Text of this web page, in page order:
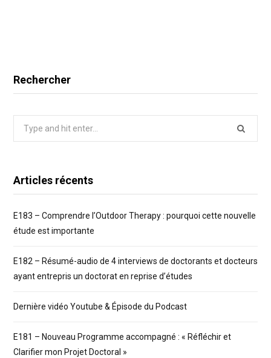
Rechercher
Articles récents
E183 – Comprendre l’Outdoor Therapy : pourquoi cette nouvelle
étude est importante
E182 – Résumé-audio de 4 interviews de doctorants et docteurs
ayant entrepris un doctorat en reprise d’études
Dernière vidéo Youtube & Épisode du Podcast
E181 – Nouveau Programme accompagné : « Réfléchir et
Clarifier mon Projet Doctoral »